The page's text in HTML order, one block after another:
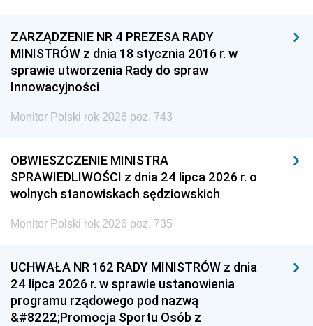
ZARZĄDZENIE NR 4 PREZESA RADY
MINISTRÓW z dnia 18 stycznia 2016 r. w
sprawie utworzenia Rady do spraw
Innowacyjności
Monitor Polski rok 2026 poz. 743
OBWIESZCZENIE MINISTRA
SPRAWIEDLIWOŚCI z dnia 24 lipca 2026 r. o
wolnych stanowiskach sędziowskich
Monitor Polski rok 2026 poz. 735
UCHWAŁA NR 162 RADY MINISTRÓW z dnia
24 lipca 2026 r. w sprawie ustanowienia
programu rządowego pod nazwą
&#8222;Promocja Sportu Osób z